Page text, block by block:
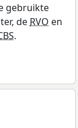
gebruikte
deRVO en
.